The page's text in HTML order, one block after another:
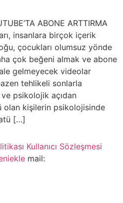
ABONE ARTTIRMA
insanlara birçok içerik
çocukları olumsuz yönde
çok beğeni almak ve abone
gelmeyecek videolar
tehlikeli sonlarla
psikolojik açıdan
olan kişilerin psikolojisinde
[…]
Kullanıcı Sözleşmesi
mail: